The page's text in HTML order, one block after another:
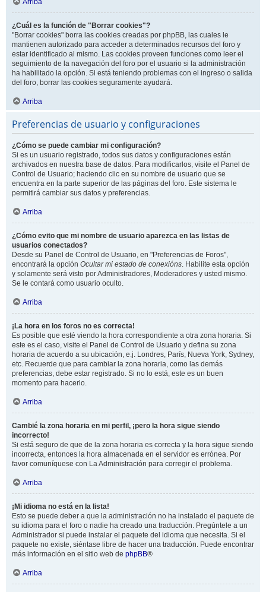
Arriba
¿Cuál es la función de "Borrar cookies"?
"Borrar cookies" borra las cookies creadas por phpBB, las cuales le
mantienen autorizado para acceder a determinados recursos del foro y
estar identificado al mismo. Las cookies proveen funciones como leer el
seguimiento de la navegación del foro por el usuario si la administración
ha habilitado la opción. Si está teniendo problemas con el ingreso o salida
del foro, borrar las cookies seguramente ayudará.
Arriba
Preferencias de usuario y configuraciones
¿Cómo se puede cambiar mi configuración?
Si es un usuario registrado, todos sus datos y configuraciones están
archivados en nuestra base de datos. Para modificarlos, visite el Panel de
Control de Usuario; haciendo clic en su nombre de usuario que se
encuentra en la parte superior de las páginas del foro. Este sistema le
permitirá cambiar sus datos y preferencias.
Arriba
¿Cómo evito que mi nombre de usuario aparezca en las listas de
usuarios conectados?
Desde su Panel de Control de Usuario, en "Preferencias de Foros",
encontrará la opción Ocultar mi estado de conexións. Habilite esta opción
y solamente será visto por Administradores, Moderadores y usted mismo.
Se le contará como usuario oculto.
Arriba
¡La hora en los foros no es correcta!
Es posible que esté viendo la hora correspondiente a otra zona horaria. Si
este es el caso, visite el Panel de Control de Usuario y defina su zona
horaria de acuerdo a su ubicación, e.j. Londres, París, Nueva York, Sydney,
etc. Recuerde que para cambiar la zona horaria, como las demás
preferencias, debe estar registrado. Si no lo está, este es un buen
momento para hacerlo.
Arriba
Cambié la zona horaria en mi perfil, ¡pero la hora sigue siendo
incorrecto!
Si está seguro de que de la zona horaria es correcta y la hora sigue siendo
incorrecta, entonces la hora almacenada en el servidor es errónea. Por
favor comuníquese con La Administración para corregir el problema.
Arriba
¡Mi idioma no está en la lista!
Esto se puede deber a que la administración no ha instalado el paquete de
su idioma para el foro o nadie ha creado una traducción. Pregúntele a un
Administrador si puede instalar el paquete del idioma que necesita. Si el
paquete no existe, siéntase libre de hacer una traducción. Puede encontrar
más información en el sitio web de phpBB®
Arriba